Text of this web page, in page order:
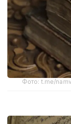
Фото: t.me/